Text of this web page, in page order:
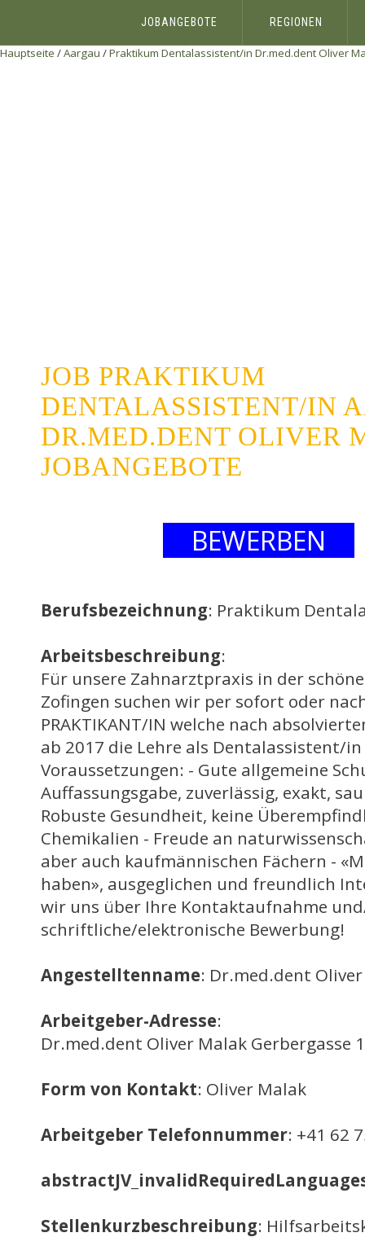
JOBANGEBOTE REGIONEN
Hauptseite /Aargau /Praktikum Dentalassistent/in Dr.med.dent Oliver
JOB PRAKTIKUM
DENTALASSISTENT/IN
DR.MED.DENT OLIVER
JOBANGEBOTE
BEWERBEN
Berufsbezeichnung: Praktikum
Arbeitsbeschreibung:
Für unsere Zahnarztpraxis in der
Zofingen suchen wir per sofort oder
PRAKTIKANT/IN welche nach
ab 2017 die Lehre als Dentalassistent/
Voraussetzungen: - Gute allgemeine
Auffassungsgabe, zuverlässig, exakt,
Robuste Gesundheit, keine
Chemikalien - Freude an
aber auch kaufmännischen Fächern -
haben», ausgeglichen und freundlich
wir uns über Ihre Kontaktaufnahme
schriftliche/elektronische Bewerbung!
Angestelltenname: Dr.med.dent
Arbeitgeber-Adresse:
Dr.med.dent Oliver Malak Gerbergasse
Form von Kontakt: Oliver Malak
Arbeitgeber Telefonnummer: +41 62
Stellenkurzbeschreibung: